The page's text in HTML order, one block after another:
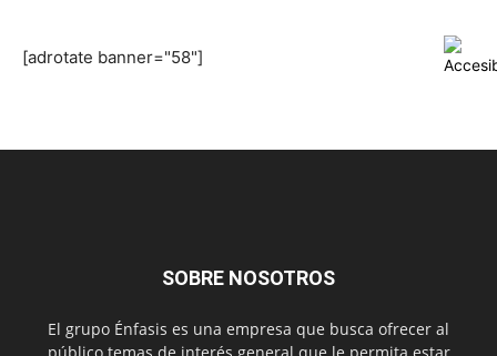
[adrotate banner="58"]
SOBRE NOSOTROS
El grupo Énfasis es una empresa que busca ofrecer al